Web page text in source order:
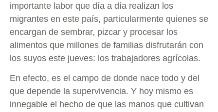
importante labor que día a día realizan los
migrantes en este país, particularmente quienes se
encargan de sembrar, pizcar y procesar los
alimentos que millones de familias disfrutarán con
los suyos este jueves: los trabajadores agrícolas.
En efecto, es el campo de donde nace todo y del
que depende la supervivencia. Y hoy mismo es
innegable el hecho de que las manos que cultivan